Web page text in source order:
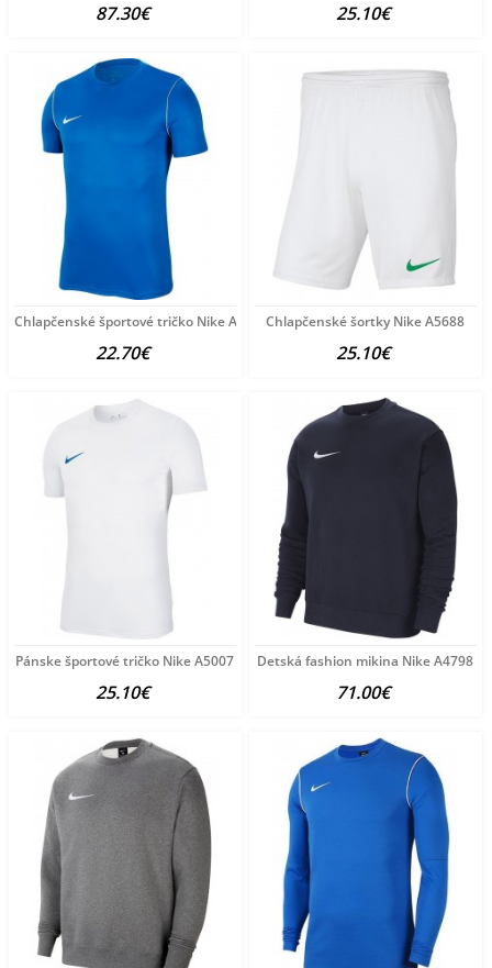
87.30€ 25.10€
Chlapčenské športové tričko Nike A3242
22.70€
Chlapčenské šortky Nike A5688
25.10€
Pánske športové tričko Nike A5007
25.10€
Detská fashion mikina Nike A4798
71.00€